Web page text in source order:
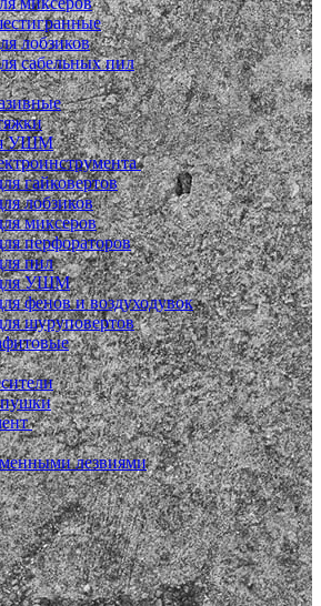
лобзиков
сабельных пил
УШМ
гайковертов
лобзиков
миксеров
перфораторов
пил
для УШМ
фенов и воздуходувок
шуруповертов
лезвиями